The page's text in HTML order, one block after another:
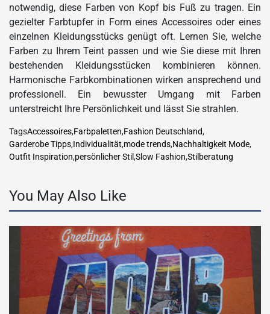
notwendig, diese Farben von Kopf bis Fuß zu tragen. Ein
gezielter Farbtupfer in Form eines Accessoires oder eines
einzelnen Kleidungsstücks genügt oft. Lernen Sie, welche
Farben zu Ihrem Teint passen und wie Sie diese mit Ihren
bestehenden Kleidungsstücken kombinieren können.
Harmonische Farbkombinationen wirken ansprechend und
professionell. Ein bewusster Umgang mit Farben
unterstreicht Ihre Persönlichkeit und lässt Sie strahlen.
TagsAccessoires,Farbpaletten,Fashion Deutschland,
Garderobe Tipps,Individualität,mode trends,Nachhaltigkeit Mode,
Outfit Inspiration,persönlicher Stil,Slow Fashion,Stilberatung
You May Also Like